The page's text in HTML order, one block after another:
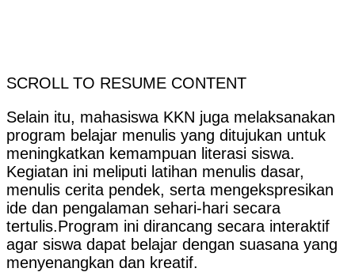
SCROLL TO RESUME CONTENT
Selain itu, mahasiswa KKN juga melaksanakan
program belajar menulis yang ditujukan untuk
meningkatkan kemampuan literasi siswa.
Kegiatan ini meliputi latihan menulis dasar,
menulis cerita pendek, serta mengekspresikan
ide dan pengalaman sehari-hari secara
tertulis.Program ini dirancang secara interaktif
agar siswa dapat belajar dengan suasana yang
menyenangkan dan kreatif.